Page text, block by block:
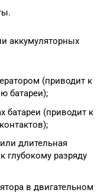
аккумуляторных
(приводит к
батареи);
батареи (приводит к
длительная
глубокому разряду
в двигательном